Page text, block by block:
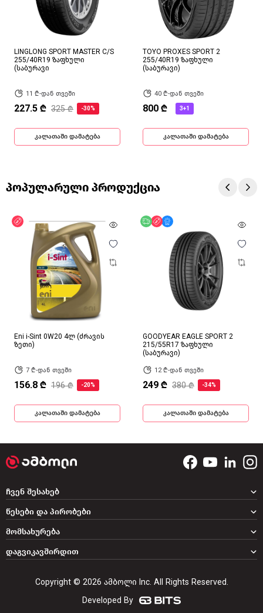
LINGLONG SPORT MASTER C/S
255/40R19 ზაფხული
(საბურავი
11 ₾-დან თვეში
227.5 ₾ 325 ₾ -30%
კალათაში დამატება
TOYO PROXES SPORT 2
255/40R19 ზაფხული
(საბურავი)
40 ₾-დან თვეში
800 ₾ 3+1
კალათაში დამატება
პოპულარული პროდუქცია
ფასდაკლება
Eni i-Sint 0W20 4ლ (ძრავის
ზეთი)
7 ₾-დან თვეში
156.8 ₾ 196 ₾ -20%
კალათაში დამატება
უფასო მიწოდება
ფასდაკლება
GOODYEAR EAGLE SPORT 2
215/55R17 ზაფხული
(საბურავი)
12 ₾-დან თვეში
249 ₾ 380 ₾ -34%
კალათაში დამატება
დაგვიკავშირდით
ჩვენ შესახებ
წესები და პირობები
მომსახურება
Copyright © 2026 ამბოლი Inc. All Rights Reserved.
Developed By